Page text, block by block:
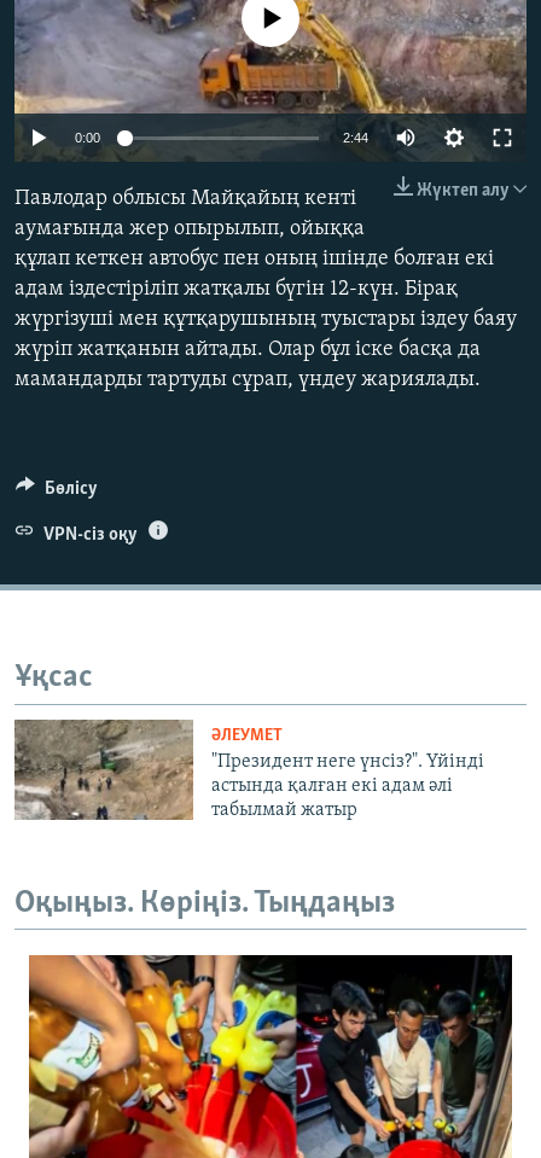
ЖАЗЫЛЫҢЫЗ
Басқа тілдерде
240p 360p
720p 1080p
No media source currently available
0:00 2:44
480p
720p
1080p
Жүктеп алу
Павлодар облысы Майқайың кенті
аумағында жер опырылып, ойыққа
құлап кеткен автобус пен оның ішінде болған екі
адам іздестіріліп жатқалы бүгін 12-күн. Бірақ
жүргізуші мен құтқарушының туыстары іздеу баяу
жүріп жатқанын айтады. Олар бұл іске басқа да
мамандарды тартуды сұрап, үндеу жариялады.
Бөлісу
VPN-сіз оқу
Ұқсас
ӘЛЕУМЕТ
"Президент неге үнсіз?". Үйінді
астында қалған екі адам әлі
табылмай жатыр
Оқыңыз. Көріңіз. Тыңдаңыз